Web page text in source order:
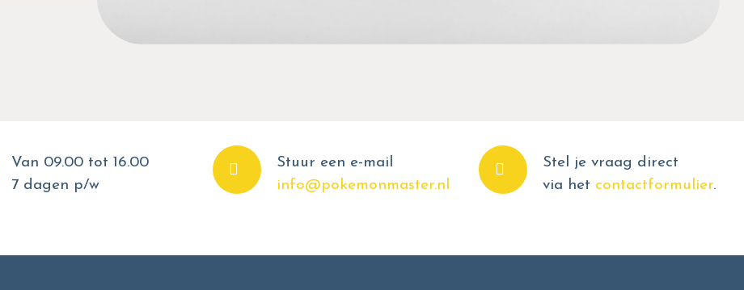
Van 09.00 tot 16.00
7 dagen p/w
Stuur een e-mail
info@pokemonmaster.nl
Stel je vraag direct
via het contactformulier.